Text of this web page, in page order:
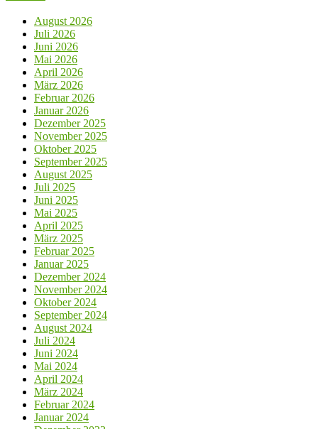
August 2026
Juli 2026
Juni 2026
Mai 2026
April 2026
März 2026
Februar 2026
Januar 2026
Dezember 2025
November 2025
Oktober 2025
September 2025
August 2025
Juli 2025
Juni 2025
Mai 2025
April 2025
März 2025
Februar 2025
Januar 2025
Dezember 2024
November 2024
Oktober 2024
September 2024
August 2024
Juli 2024
Juni 2024
Mai 2024
April 2024
März 2024
Februar 2024
Januar 2024